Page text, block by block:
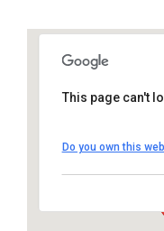
Parc Chanot
This page can't
Do you own this